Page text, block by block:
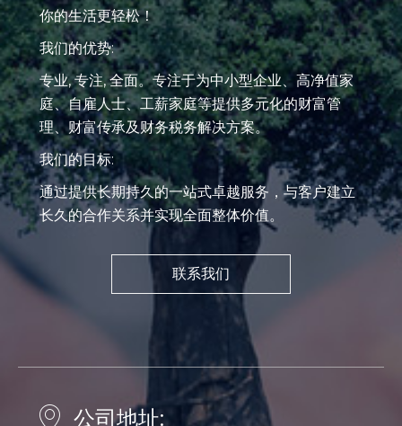
你的生活更轻松！
我们的优势:
专业, 专注, 全面。专注于为中小型企业、高净值家
庭、自雇人士、工薪家庭等提供多元化的财富管
理、财富传承及财务税务解决方案。
我们的目标:
通过提供长期持久的一站式卓越服务，与客户建立
长久的合作关系并实现全面整体价值。
联系我们
公司地址: